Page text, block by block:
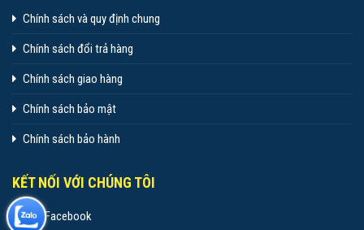
Chính sách và quy định chung
Chính sách đổi trả hàng
Chính sách giao hàng
Chính sách bảo mật
Chính sách bảo hành
KẾT NỐI VỚI CHÚNG TÔI
Facebook